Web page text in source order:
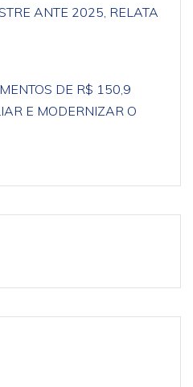
ANTE 2025, RELATA
DE R$ 150,9
E MODERNIZAR O